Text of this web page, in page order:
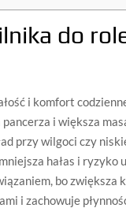
do
i komfort
i większa
przy wilgoci czy
hałas i ryzyko
bo zwiększa
i zachowuje